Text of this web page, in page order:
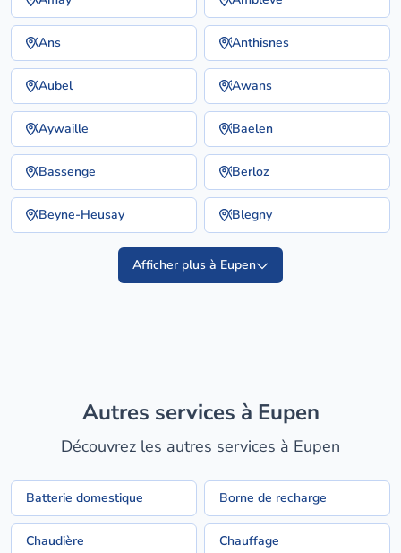
Ans Anthisnes
Aubel Awans
Aywaille Baelen
Bassenge Berloz
Beyne-Heusay Blegny
Afficher plus à Eupen
Autres services à Eupen
Découvrez les autres services à Eupen
Batterie domestique Borne de recharge
Chaudière Chauffage